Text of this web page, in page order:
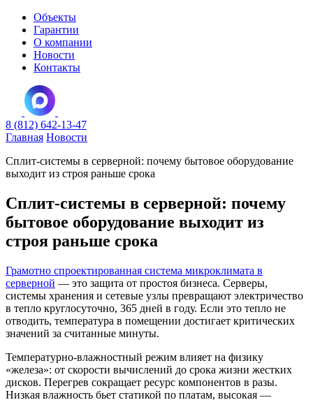
Объекты
Гарантии
О компании
Новости
Контакты
8 (812) 642-13-47
Главная Новости
Сплит-системы в серверной: почему бытовое оборудование
выходит из строя раньше срока
Сплит-системы в серверной: почему
бытовое оборудование выходит из
строя раньше срока
Грамотно спроектированная система микроклимата в
серверной — это защита от простоя бизнеса. Серверы,
системы хранения и сетевые узлы превращают электричество
в тепло круглосуточно, 365 дней в году. Если это тепло не
отводить, температура в помещении достигает критических
значений за считанные минуты.
Температурно-влажностный режим влияет на физику
«железа»: от скорости вычислений до срока жизни жестких
дисков. Перегрев сокращает ресурс компонентов в разы.
Низкая влажность бьет статикой по платам, высокая —